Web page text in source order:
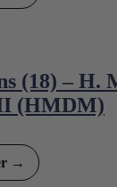
(18) – H.
(HMDM)
→